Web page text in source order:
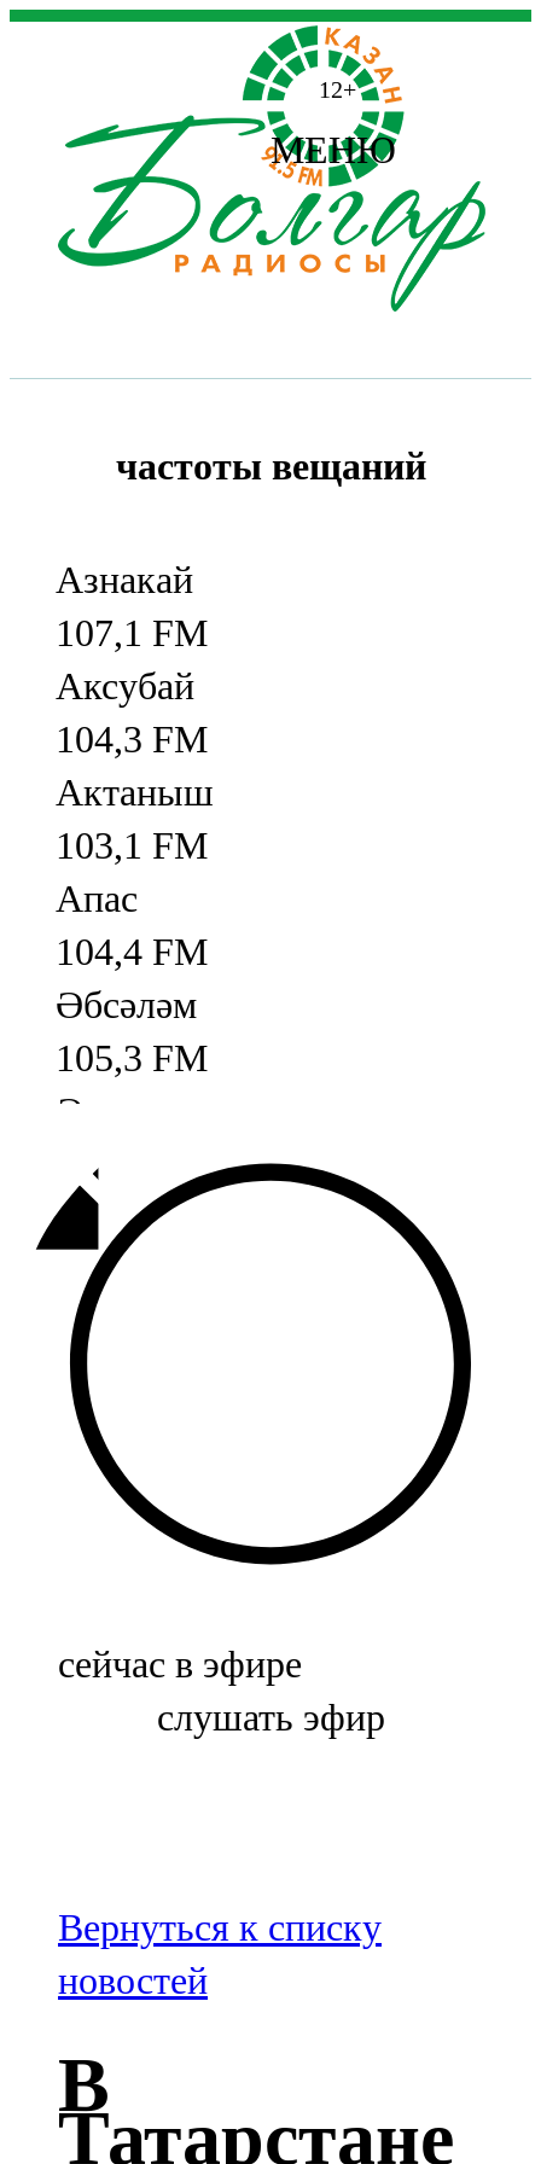
12+
МЕНЮ
частоты вещаний
Азнакай
107,1 FM
Аксубай
104,3 FM
Актаныш
103,1 FM
Апас
104,4 FM
Әбсәләм
105,3 FM
Әлмәт
92,9 FM
Базарлы матак
107,1 FM
Балык бистәсе
104,9 FM
Баулы
107,5 FM
Биләр
Болгар
100,3 FM
Зәй
106,6 FM
Кадыбаш
105,2 FM
сейчас в эфире
слушать эфир
Вернуться к списку
новостей
В
Татарстане